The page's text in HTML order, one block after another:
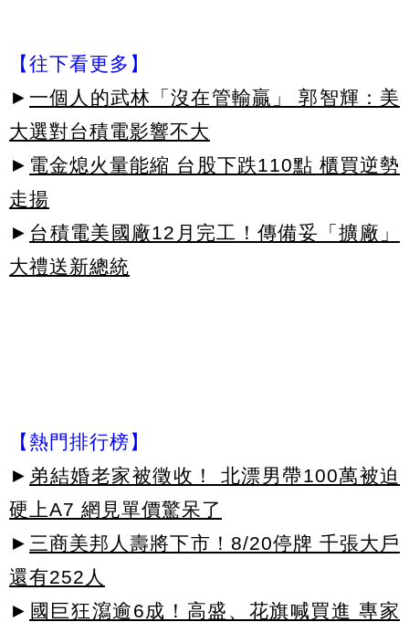
【往下看更多】
► 一個人的武林「沒在管輸贏」 郭智輝：美
大選對台積電影響不大
► 電金熄火量能縮 台股下跌110點 櫃買逆勢
走揚
► 台積電美國廠12月完工！傳備妥「擴廠」
大禮送新總統
【熱門排行榜】
► 弟結婚老家被徵收！ 北漂男帶100萬被迫
硬上A7 網見單價驚呆了
► 三商美邦人壽將下市！8/20停牌 千張大戶
還有252人
► 國巨狂瀉逾6成！高盛、花旗喊買進 專家